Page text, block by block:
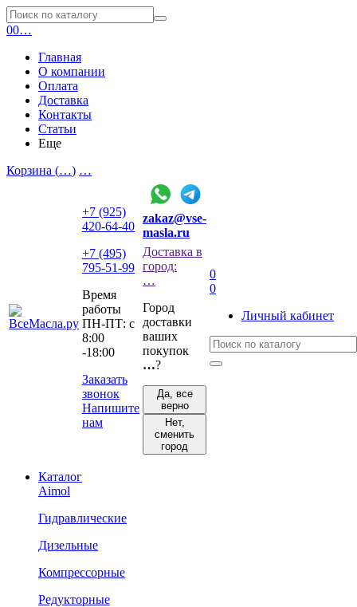
00…
Главная
О компании
Оплата
Доставка
Контакты
Статьи
Еще
Корзина (…) …
+7 (925)
420-64-40
+7 (495)
795-51-99
Время
работы
ПН-ПТ: с
8:00
-18:00
Заказать
звонок
Напишите
нам
zakaz@vse-
masla.ru
Доставка в
город:
…
Город
доставки
ваших
покупок
…?
Да, все
верно
Нет,
сменить
город
0
0
Личный кабинет
Каталог
Aimol
Гидравлические
Дизельные
Компрессорные
Редукторные